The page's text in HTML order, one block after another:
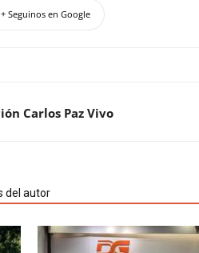
+ Seguinos en Google
Carlos Paz Vivo
del autor